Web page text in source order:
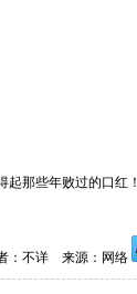
起那些年败过的口红！
：不详 来源：网络